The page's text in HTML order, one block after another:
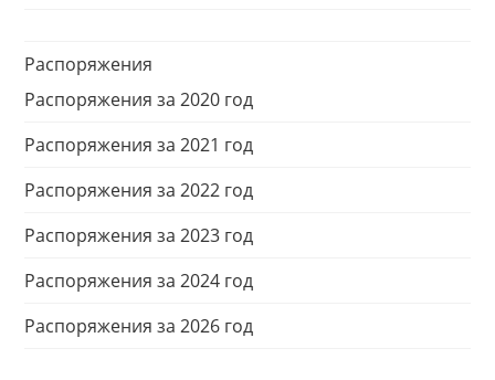
Распоряжения
Распоряжения за 2020 год
Распоряжения за 2021 год
Распоряжения за 2022 год
Распоряжения за 2023 год
Распоряжения за 2024 год
Распоряжения за 2026 год